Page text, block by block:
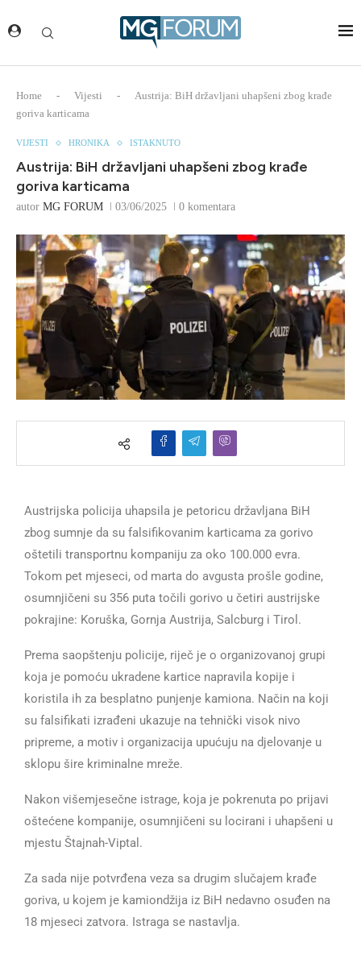
Home - Vijesti -
Austrija: BiH državljani uhapšeni zbog krađe
goriva karticama
VIJESTI HRONIKA ISTAKNUTO
Austrija: BiH državljani uhapšeni zbog krađe
goriva karticama
autor MG FORUM 03/06/2025 0 komentara
Austrijska policija uhapsila je petoricu državljana BiH
zbog sumnje da su falsifikovanim karticama za gorivo
oštetili transportnu kompaniju za oko 100.000 evra.
Tokom pet mjeseci, od marta do avgusta prošle godine,
osumnjičeni su 356 puta točili gorivo u četiri austrijske
pokrajine: Koruška, Gornja Austrija, Salcburg i Tirol.
Prema saopštenju policije, riječ je o organizovanoj grupi
koja je pomoću ukradene kartice napravila kopije i
koristila ih za besplatno punjenje kamiona. Način na koji
su falsifikati izrađeni ukazuje na tehnički visok nivo
pripreme, a motiv i organizacija upućuju na djelovanje u
sklopu šire kriminalne mreže.
Nakon višemjesečne istrage, koja je pokrenuta po prijavi
oštećene kompanije, osumnjičeni su locirani i uhapšeni u
mjestu Štajnah-Viptal.
Za sada nije potvrđena veza sa drugim slučajem krađe
goriva, u kojem je kamiondžija iz BiH nedavno osuđen na
18 mjeseci zatvora. Istraga se nastavlja.